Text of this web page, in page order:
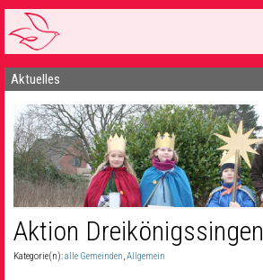
Startseite
1 Pfarrei
16 Gemeinden & mehr
Gottesdienste & Sinnsuche
Sakramente & Feste
Gemeinschaft & Soziales
Aktuelles
Aktion Dreikönigssingen
Kategorie(n):alle Gemeinden,Allgemein